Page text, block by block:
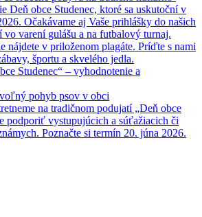
Deň obce Studenec, ktoré sa uskutoční v
Očakávame aj Vaše prihlášky do našich
vo varení gulášu a na futbalový turnaj.
nájdete v priloženom plagáte. Príďte s nami
športu a skvelého jedla.
Studenec“ – vyhodnotenie a
pohyb psov v obci
na tradičnom podujatí „Deň obce
podporiť vystupujúcich a súťažiacich či
Poznačte si termín 20. júna 2026.